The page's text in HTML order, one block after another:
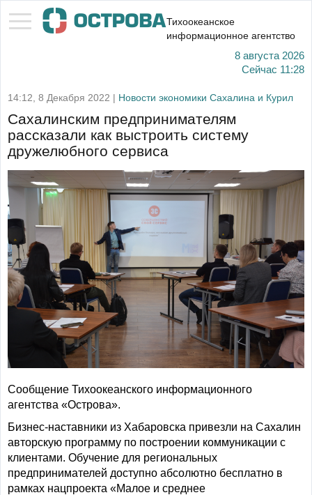
Тихоокеанское
информационное агентство
8 августа 2026
Сейчас 11:28
14:12, 8 Декабря 2022 | Новости экономики Сахалина и Курил
Сахалинским предпринимателям
рассказали как выстроить систему
дружелюбного сервиса
Сообщение Тихоокеанского информационного
агентства «Острова».
Бизнес-наставники из Хабаровска привезли на Сахалин
авторскую программу по построении коммуникации с
клиентами. Обучение для региональных
предпринимателей доступно абсолютно бесплатно в
рамках нацпроекта «Малое и среднее